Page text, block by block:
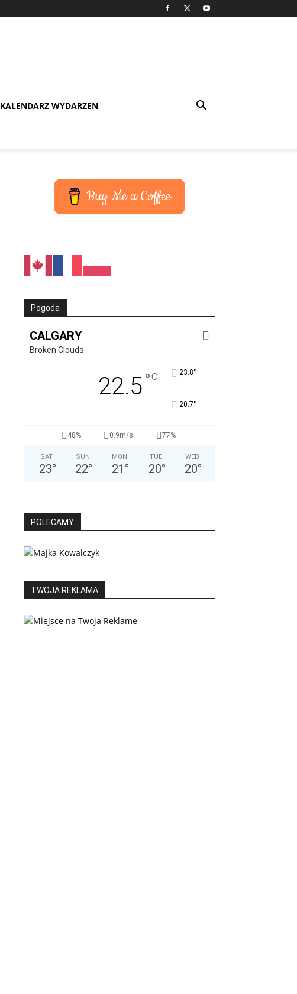
KALENDARZ WYDARZEN
Buy Me a Coffee
Pogoda
CALGARY
Broken Clouds
22.5°C 23.8°
20.7°
48% 0.9m/s 77%
SAT
23°
SUN
22°
MON
21 °
TUE
20°
WED
20°
POLECAMY
TWOJA REKLAMA